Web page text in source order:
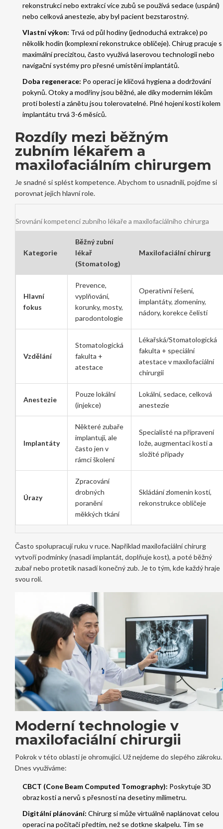
rekonstrukcí nebo extrakcí více zubů se používá sedace (uspání)
nebo celková anestezie, aby byl pacient bezstarostný.
Vlastní výkon: Trvá od půl hodiny (jednoduchá extrakce) po
několik hodin (komplexní rekonstrukce obličeje). Chirug pracuje s
maximální precizitou, často využívá laserovou technologii nebo
navigační systémy pro přesné umístění implantátů.
Doba regenerace: Po operaci je klíčová hygiena a dodržování
pokynů. Otoky a modřiny jsou běžné, ale díky moderním lékům
proti bolesti a zánětu jsou tolerovatelné. Plné hojení kosti kolem
implantátu trvá 3-6 měsíců.
Rozdíly mezi běžným
zubním lékařem a
maxilofaciálním chirurgem
Je snadné si splést kompetence. Abychom to usnadnili, pojďme si
porovnat jejich hlavní role.
Srovnání kompetencí zubního lékaře a maxilofaciálního chirurga
Kategorie
Běžný zubní
lékař
(Stomatolog)
Maxilofaciální chirurg
Hlavní
fokus
Prevence,
vyplňování,
korunky, mosty,
parodontologie
Operativní řešení,
implantáty, zlomeniny,
nádory, korekce čelistí
Vzdělání
Stomatologická
fakulta +
atestace
Lékařská/Stomatologická
fakulta + speciální
atestace v maxilofaciální
chirurgii
Anestezie
Pouze lokální
(injekce)
Lokální, sedace, celková
anestezie
Implantáty
Některé zubaře
implantují, ale
často jen v
rámci školení
Specialisté na přípravení
lože, augmentaci kosti a
složité případy
Úrazy
Zpracování
drobných
poranění
měkkých tkání
Skládání zlomenin kostí,
rekonstrukce obličeje
Často spolupracují ruku v ruce. Například maxilofaciální chirurg
vytvoří podmínky (nasadí implantát, doplňuje kost), a poté běžný
zubař nebo protetik nasadí konečný zub. Je to tým, kde každý hraje
svou roli.
Moderní technologie v
maxilofaciální chirurgii
Pokrok v této oblasti je ohromující. Už nejdeme do slepého zákroku.
Dnes využíváme:
CBCT (Cone Beam Computed Tomography): Poskytuje 3D
obraz kosti a nervů s přesností na desetiny milimetru.
Digitální plánování: Chirurg si může virtuálně naplánovat celou
operaci na počítači předtím, než se dotkne skalpelu. Tím se